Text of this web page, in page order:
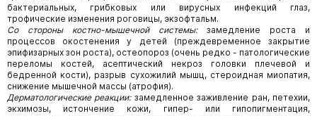
бактериальных, грибковых или вирусных инфекций глаз,
трофические изменения роговицы, экзофтальм.
Со стороны костно-мышечной системы:замедление роста и
процессов окостенения у детей (преждевременное закрытие
эпифизарных зон роста), остеопороз (очень редко - патологические
переломы костей, асептический некроз головки плечевой и
бедренной кости), разрыв сухожилий мышц, стероидная миопатия,
снижение мышечной массы (атрофия).
Дерматологические реакции:замедленное заживление ран, петехии,
экхимозы, истончение кожи, гипер- или гипопигментация,